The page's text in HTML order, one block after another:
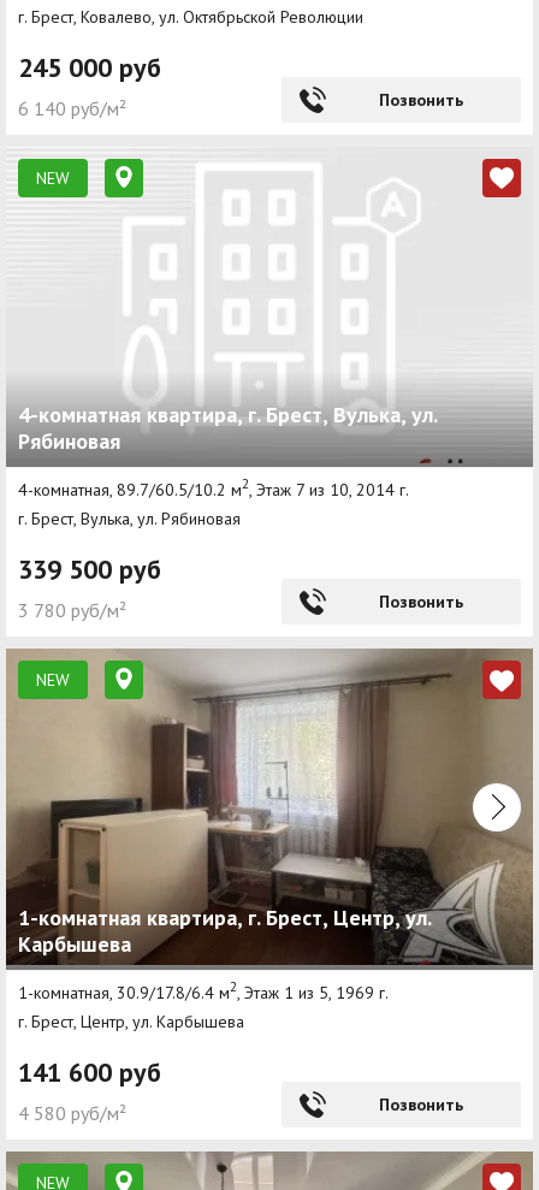
г. Брест, Ковалево, ул. Октябрьской Революции
245 000 руб
6 140 руб/м² Позвонить
NEW
4-комнатная квартира, г. Брест, Вулька, ул.
Рябиновая
4-комнатная, 89.7/60.5/10.2 м2, Этаж 7 из 10, 2014 г.
г. Брест, Вулька, ул. Рябиновая
339 500 руб
3 780 руб/м² Позвонить
NEW
1-комнатная квартира, г. Брест, Центр, ул.
Карбышева
1-комнатная, 30.9/17.8/6.4 м2 , Этаж 1 из 5, 1969 г.
г. Брест, Центр, ул. Карбышева
141 600 руб
4 580 руб/м² Позвонить
NEW